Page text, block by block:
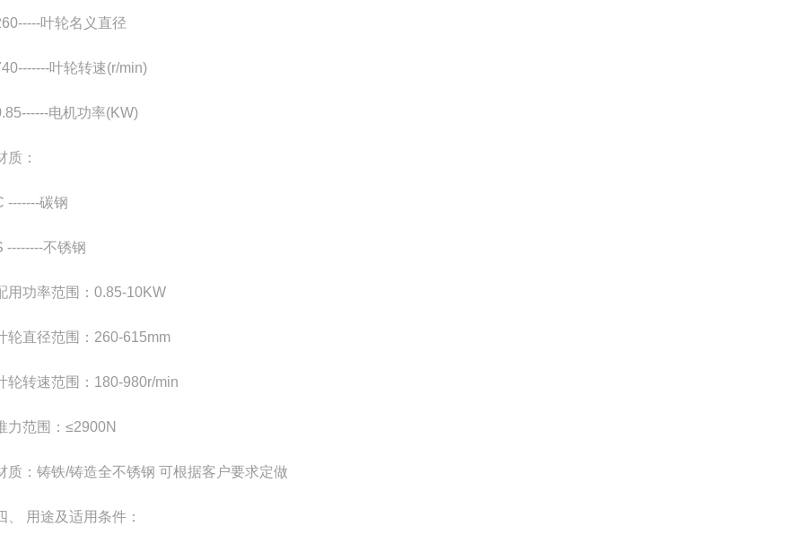
叶轮名义直径
叶轮转速(r/min)
电机功率(KW)
：
碳钢
不锈钢
功率范围：0.85-10KW
直径范围：260-615mm
转速范围：180-980r/min
范围：≤2900N
：铸铁/铸造全不锈钢 可根据客户要求定做
用途及适用条件：